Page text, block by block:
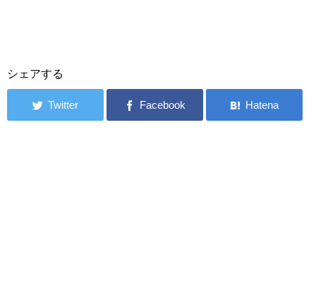
シェアする